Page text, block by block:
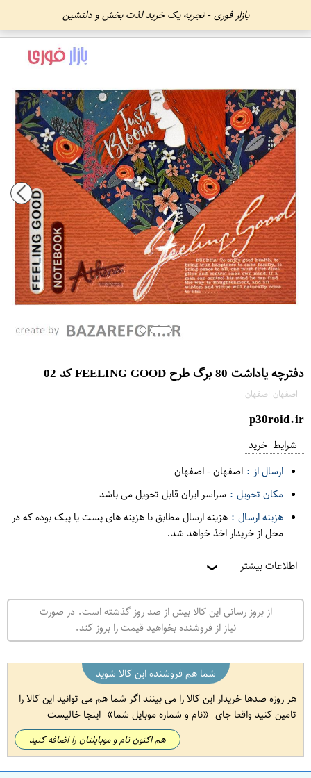
بازار فوری - تجربه یک خرید لذت بخش و دلنشین
دفترچه یاداشت 80 برگ طرح FEELING GOOD کد 02
اصفهان اصفهان
p30roid.ir
شرایط خرید
ارسال از : اصفهان-اصفهان
مکان تحویل : سراسر ایران قابل تحویل می باشد
هزینه ارسال : هزینه ارسال مطابق با هزینه های پست یا پیک بوده که در
محل از خریدار اخذ خواهد شد.
اطلاعات بیشتر ❯
از بروز رسانی این کالا بیش از صد روز گذشته است. در صورت
نیاز از فروشنده بخواهید قیمت را بروز کند.
شما هم فروشنده این کالا شوید
هر روزه صدها خریدار این کالا را می بینند اگر شما هم می توانید این کالا را
تامین کنید واقعا جای
نام و شماره موبایل شما اینجا خالیست
هم اکنون نام و موبایلتان را اضافه کنید